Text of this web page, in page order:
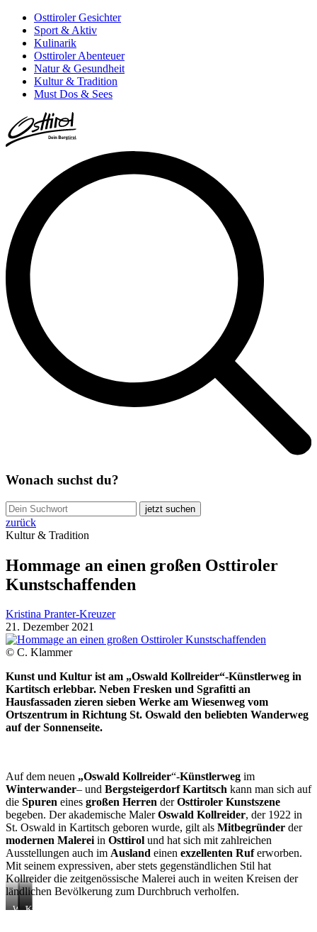
Osttiroler Gesichter
Sport & Aktiv
Kulinarik
Osttiroler Abenteuer
Natur & Gesundheit
Kultur & Tradition
Must Dos & Sees
Wonach suchst du?
jetzt suchen
zurück
Kultur & Tradition
Hommage an einen großen Osttiroler
Kunstschaffenden
Kristina Pranter-Kreuzer
21. Dezember 2021
© C. Klammer
Kunst und Kultur ist am „Oswald Kollreider“-Künstlerweg in
Kartitsch erlebbar. Neben Fresken und Sgrafitti an
Hausfassaden zieren sieben Werke am Wiesenweg vom
Ortszentrum in Richtung St. Oswald den beliebten Wanderweg
auf der Sonnenseite.
Auf dem neuen „Oswald Kollreider“-Künstlerweg im
Winterwander– und Bergsteigerdorf Kartitsch kann man sich auf
die Spuren eines großen Herren derOsttiroler Kunstszene
begeben. Der akademische MalerOswald Kollreider, der 1922 in
St. Oswald in Kartitsch geboren wurde, gilt als Mitbegründer der
modernen Malereiin Osttirol und hat sich mit zahlreichen
Ausstellungen auch im Ausland einen exzellenten Ruferworben.
Mit seinem expressiven, aber stets gegenständlichen Stil hat
Kollreider die zeitgenössische Malerei auch in weiten Kreisen der
ländlichen Bevölkerung zum Durchbruch verholfen.
Winterwandern
Winterwandern
Kunst